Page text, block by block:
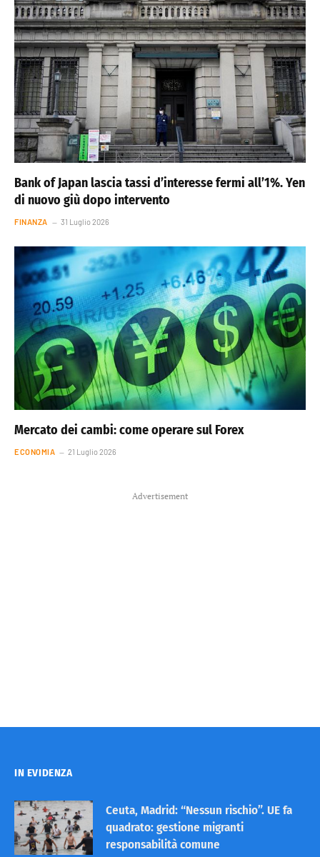
Bank of Japan lascia tassi d’interesse fermi all’1%. Yen
di nuovo giù dopo intervento
FINANZA 31 Luglio 2026
Mercato dei cambi: come operare sul Forex
ECONOMIA 21 Luglio 2026
Advertisement
IN EVIDENZA
Ceuta, Madrid: “Nessun rischio”. UE fa
quadrato: gestione migranti
responsabilità comune